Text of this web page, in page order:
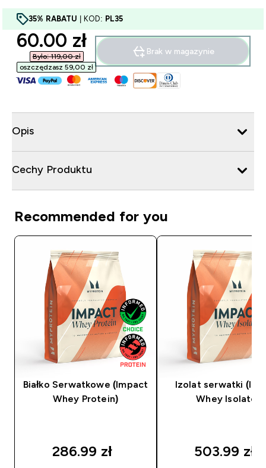
35% RABATU | KOD: PL35
discounted price
60.00 zł‎
Było: 119,00 zł‎
oszczędzasz 59,00 zł‎
Brak w magazynie
Opis
Cechy Produktu
Recommended for you
Białko Serwatkowe (Impact
Whey Protein)
286.99 zł‎
Izolat serwatki
Whey Isolate)
503.99 zł‎